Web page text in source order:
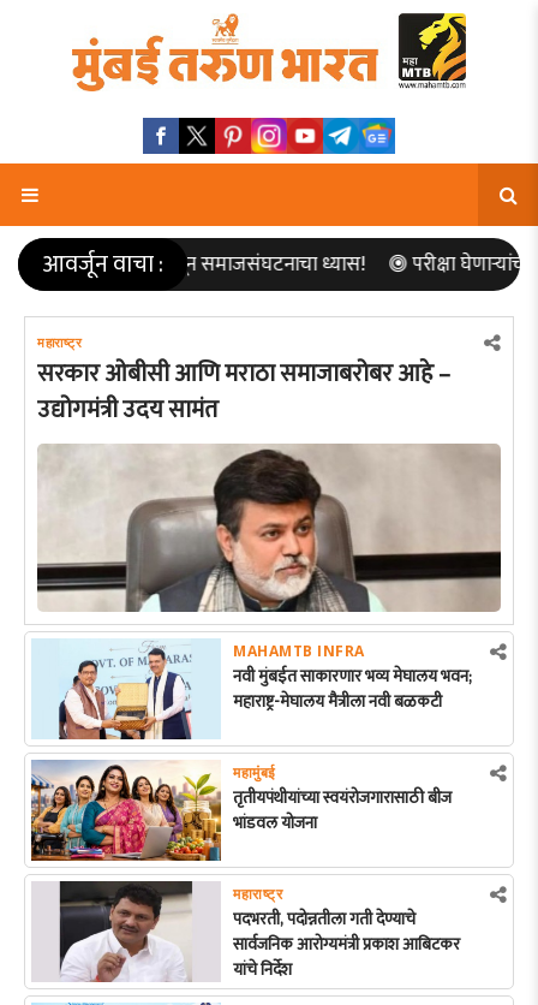
आवर्जून वाचा :
राष्ट्रकार्यातून समाजसंघटनाचा ध्यास! परीक्षा घेणार्‍यांचीच परीक्षा!
महाराष्ट्र
सरकार ओबीसी आणि मराठा समाजाबरोबर आहे –
उद्योगमंत्री उदय सामंत
MAHAMTB INFRA
नवी मुंबईत साकारणार भव्य मेघालय भवन;
महाराष्ट्र-मेघालय मैत्रीला नवी बळकटी
महामुंबई
तृतीयपंथीयांच्या स्वयंरोजगारासाठी बीज
भांडवल योजना
महाराष्ट्र
पदभरती, पदोन्नतीला गती देण्याचे
सार्वजनिक आरोग्यमंत्री प्रकाश आबिटकर
यांचे निर्देश